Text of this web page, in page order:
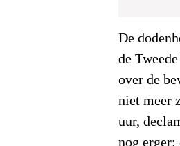
De
de
over de
niet meer
uur,
nog erger: